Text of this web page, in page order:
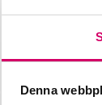
Denna